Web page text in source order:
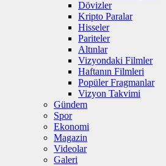
Dövizler
Kripto Paralar
Hisseler
Pariteler
Altınlar
Vizyondaki Filmler
Haftanın Filmleri
Popüler Fragmanlar
Vizyon Takvimi
Gündem
Spor
Ekonomi
Magazin
Videolar
Galeri